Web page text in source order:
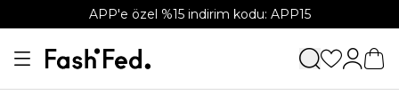
APP'e özel %15 indirim kodu: APP15